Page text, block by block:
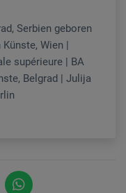
Serbien geboren
Wien |
supérieure | BA
Belgrad | Julija